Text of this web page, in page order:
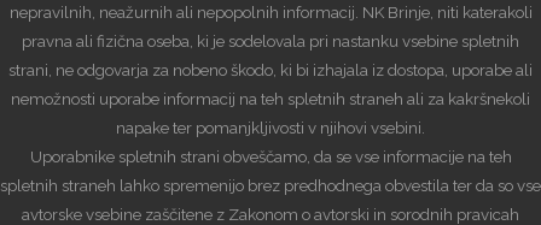
nepravilnih, neažurnih ali nepopolnih informacij. NK Brinje, niti katerakoli
pravna ali fizična oseba, ki je sodelovala pri nastanku vsebine spletnih
strani, ne odgovarja za nobeno škodo, ki bi izhajala iz dostopa, uporabe ali
nemožnosti uporabe informacij na teh spletnih straneh ali za kakršnekoli
napake ter pomanjkljivosti v njihovi vsebini.
Uporabnike spletnih strani obveščamo, da se vse informacije na teh
spletnih straneh lahko spremenijo brez predhodnega obvestila ter da so vse
avtorske vsebine zaščitene z Zakonom o avtorski in sorodnih pravicah